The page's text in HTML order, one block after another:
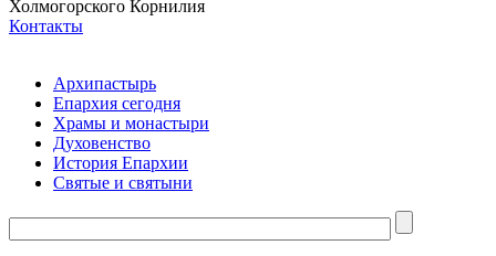
Холмогорского Корнилия
Контакты
Архипастырь
Епархия сегодня
Храмы и монастыри
Духовенство
История Епархии
Святые и святыни